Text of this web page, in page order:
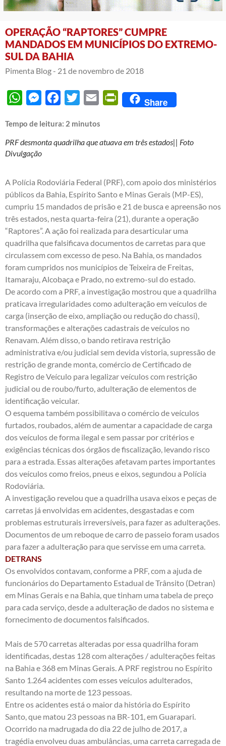
OPERAÇÃO “RAPTORES” CUMPRE
MANDADOS EM MUNICÍPIOS DO EXTREMO-
SUL DA BAHIA
Pimenta Blog - 21 de novembro de 2018
WhatsAppMessengerFacebook
Twitter Email PrintFriendly
Share
Tempo de leitura: 2 minutos
PRF desmonta quadrilha que atuava em três estados|| Foto
Divulgação
A Polícia Rodoviária Federal (PRF), com apoio dos ministérios
públicos da Bahia, Espírito Santo e Minas Gerais (MP-ES),
cumpriu 15 mandados de prisão e 21 de busca e apreensão nos
três estados, nesta quarta-feira (21), durante a operação
“Raptores”. A ação foi realizada para desarticular uma
quadrilha que falsificava documentos de carretas para que
circulassem com excesso de peso. Na Bahia, os mandados
foram cumpridos nos municípios de Teixeira de Freitas,
Itamaraju, Alcobaça e Prado, no extremo-sul do estado.
De acordo com a PRF, a investigação mostrou que a quadrilha
praticava irregularidades como adulteração em veículos de
carga (inserção de eixo, ampliação ou redução do chassi),
transformações e alterações cadastrais de veículos no
Renavam. Além disso, o bando retirava restrição
administrativa e/ou judicial sem devida vistoria, supressão de
restrição de grande monta, comércio de Certificado de
Registro de Veículo para legalizar veículos com restrição
judicial ou de roubo/furto, adulteração de elementos de
identificação veicular.
O esquema também possibilitava o comércio de veículos
furtados, roubados, além de aumentar a capacidade de carga
dos veículos de forma ilegal e sem passar por critérios e
exigências técnicas dos órgãos de fiscalização, levando risco
para a estrada. Essas alterações afetavam partes importantes
dos veículos como freios, pneus e eixos, segundou a Polícia
Rodoviária.
A investigação revelou que a quadrilha usava eixos e peças de
carretas já envolvidas em acidentes, desgastadas e com
problemas estruturais irreversíveis, para fazer as adulterações.
Documentos de um reboque de carro de passeio foram usados
para fazer a adulteração para que servisse em uma carreta.
DETRANS
Os envolvidos contavam, conforme a PRF, com a ajuda de
funcionários do Departamento Estadual de Trânsito (Detran)
em Minas Gerais e na Bahia, que tinham uma tabela de preço
para cada serviço, desde a adulteração de dados no sistema e
fornecimento de documentos falsificados.
Mais de 570 carretas alteradas por essa quadrilha foram
identificadas, destas 128 com alterações / adulterações feitas
na Bahia e 368 em Minas Gerais. A PRF registrou no Espírito
Santo 1.264 acidentes com esses veículos adulterados,
resultando na morte de 123 pessoas.
Entre os acidentes está o maior da história do Espírito
Santo, que matou 23 pessoas na BR-101, em Guarapari.
Ocorrido na madrugada do dia 22 de julho de 2017, a
tragédia envolveu duas ambulâncias, uma carreta carregada de